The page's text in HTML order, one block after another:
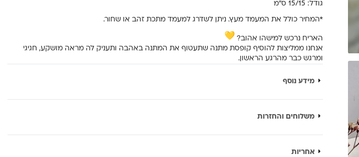
גודל: 15/15 ס”מ
*המחיר כולל את המעמד מעץ. ניתן לשדרג למעמד מתכת זהב או שחור.
האריח נרכש למישהו אהוב?
אנחנו ממליצות להוסיף קופסת מתנה שתעטוף את המתנה באהבה ותעניק לה מראה מושקע, חגיגי
ומרגש כבר מהרגע הראשון.
מידע נוסף
משלוחים והחזרות
אחריות